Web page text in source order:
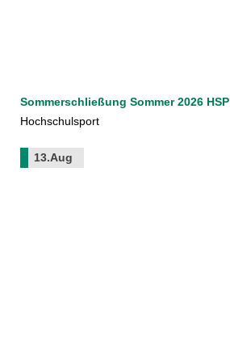
Sommerschließung Sommer 2026 HSP
Hochschulsport
13.Aug